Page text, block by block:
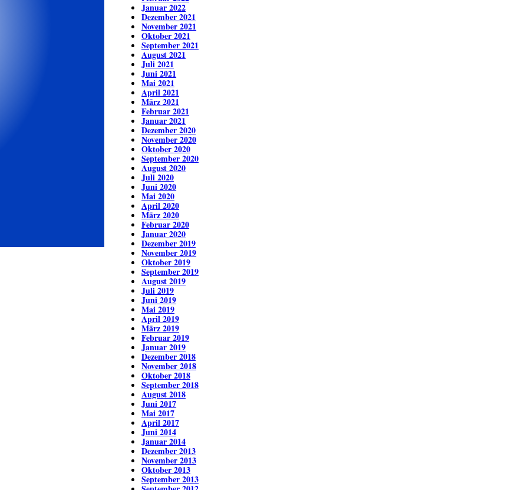
Januar 2022
Dezember 2021
November 2021
Oktober 2021
September 2021
August 2021
Juli 2021
Juni 2021
Mai 2021
April 2021
März 2021
Februar 2021
Januar 2021
Dezember 2020
November 2020
Oktober 2020
September 2020
August 2020
Juli 2020
Juni 2020
Mai 2020
April 2020
März 2020
Februar 2020
Januar 2020
Dezember 2019
November 2019
Oktober 2019
September 2019
August 2019
Juli 2019
Juni 2019
Mai 2019
April 2019
März 2019
Februar 2019
Januar 2019
Dezember 2018
November 2018
Oktober 2018
September 2018
August 2018
Juni 2017
Mai 2017
April 2017
Juni 2014
Januar 2014
Dezember 2013
November 2013
Oktober 2013
September 2013